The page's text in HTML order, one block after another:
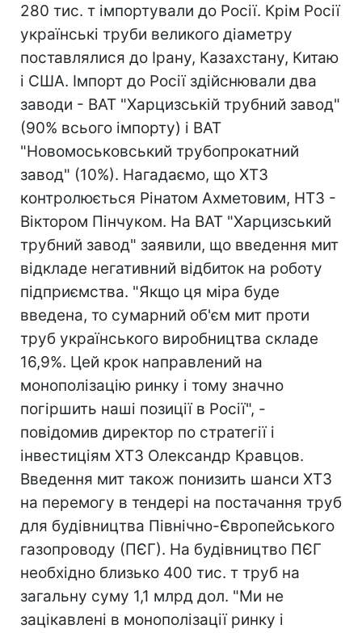
280 тис. т імпортували до Росії. Крім Росії
українські труби великого діаметру
поставлялися до Ірану, Казахстану, Китаю
і США. Імпорт до Росії здійснювали два
заводи - ВАТ "Харцизській трубний завод"
(90% всього імпорту) і ВАТ
"Новомоськовський трубопрокатний
завод" (10%). Нагадаємо, що ХТЗ
контролюється Рінатом Ахметовим, НТЗ -
Віктором Пінчуком. На ВАТ "Харцизський
трубний завод" заявили, що введення мит
відкладе негативний відбиток на роботу
підприємства. "Якщо ця міра буде
введена, то сумарний об'єм мит проти
труб українського виробництва складе
16,9%. Цей крок направлений на
монополізацію ринку і тому значно
погіршить наші позиції в Росії", -
повідомив директор по стратегії і
інвестиціям ХТЗ Олександр Кравцов.
Введення мит також понизить шанси ХТЗ
на перемогу в тендері на постачання труб
для будівництва Північно-Європейського
газопроводу (ПЄГ). На будівництво ПЄГ
необхідно близько 400 тис. т труб на
загальну суму 1,1 млрд дол. "Ми не
зацікавлені в монополізації ринку і